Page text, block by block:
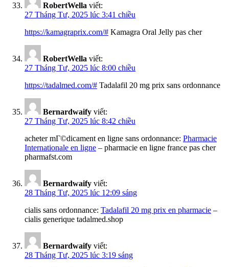
RobertWella viết:
27 Tháng Tư, 2025 lúc 3:41 chiều
https://kamagraprix.com/# Kamagra Oral Jelly pas cher
RobertWella viết:
27 Tháng Tư, 2025 lúc 8:00 chiều
https://tadalmed.com/# Tadalafil 20 mg prix sans ordonnance
Bernardwaify viết:
27 Tháng Tư, 2025 lúc 8:42 chiều
acheter mГ©dicament en ligne sans ordonnance: Pharmacie
Internationale en ligne – pharmacie en ligne france pas cher
pharmafst.com
Bernardwaify viết:
28 Tháng Tư, 2025 lúc 12:09 sáng
cialis sans ordonnance: Tadalafil 20 mg prix en pharmacie –
cialis generique tadalmed.shop
Bernardwaify viết:
28 Tháng Tư, 2025 lúc 3:19 sáng